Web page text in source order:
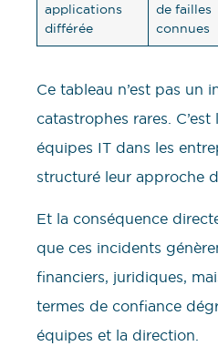
applications
différée
de failles
connues
Ce tableau n’est pas un
catastrophes rares.
équipes IT dans les
structuré leur approche
Et la conséquence
que ces incidents
financiers, juridiques,
termes de confiance
équipes et la direction.